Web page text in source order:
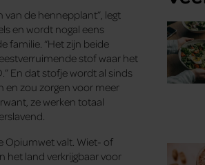
de hennepplant”, legt
en wordt nogal eens
familie. “Het zijn beide
stof waar het
En dat stofje wordt al sinds
en zou zorgen voor meer
ze werken totaal
Opiumwet valt. Wiet- of
het land verkrijgbaar voor